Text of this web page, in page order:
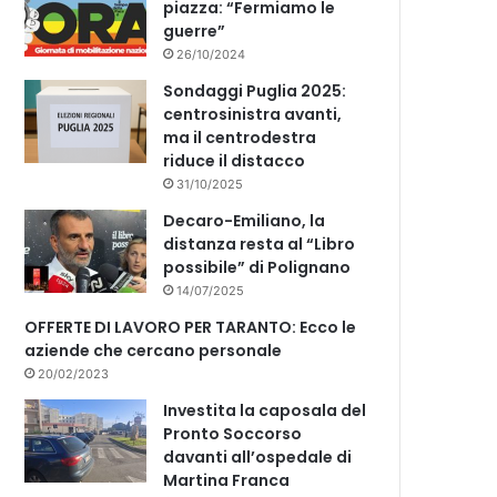
piazza: “Fermiamo le
guerre”
26/10/2024
Sondaggi Puglia 2025:
centrosinistra avanti,
ma il centrodestra
riduce il distacco
31/10/2025
Decaro-Emiliano, la
distanza resta al “Libro
possibile” di Polignano
14/07/2025
OFFERTE DI LAVORO PER TARANTO: Ecco le
aziende che cercano personale
20/02/2023
Investita la caposala del
Pronto Soccorso
davanti all’ospedale di
Martina Franca